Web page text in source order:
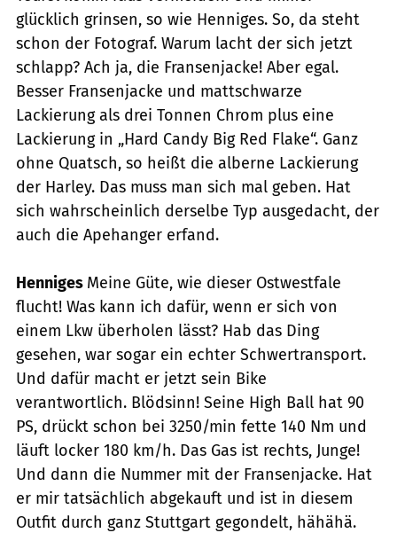
glücklich grinsen, so wie Henniges. So, da steht
schon der Fotograf. Warum lacht der sich jetzt
schlapp? Ach ja, die Fransenjacke! Aber egal.
Besser Fransenjacke und mattschwarze
Lackierung als drei Tonnen Chrom plus eine
Lackierung in „Hard Candy Big Red Flake“. Ganz
ohne Quatsch, so heißt die alberne Lackierung
der Harley. Das muss man sich mal geben. Hat
sich wahrscheinlich derselbe Typ ausgedacht, der
auch die Apehanger erfand.
Henniges Meine Güte, wie dieser Ostwestfale
flucht! Was kann ich dafür, wenn er sich von
einem Lkw überholen lässt? Hab das Ding
gesehen, war sogar ein echter Schwertransport.
Und dafür macht er jetzt sein Bike
verantwortlich. Blödsinn! Seine High Ball hat 90
PS, drückt schon bei 3250/min fette 140 Nm und
läuft locker 180 km/h. Das Gas ist rechts, Junge!
Und dann die Nummer mit der Fransenjacke. Hat
er mir tatsächlich abgekauft und ist in diesem
Outfit durch ganz Stuttgart gegondelt, hähähä.